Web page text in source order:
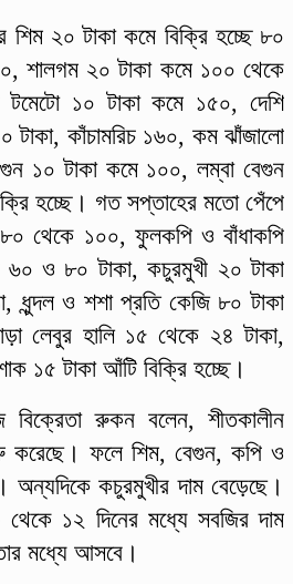
শিম ২০ টাকা কমে বিক্রি হচ্ছে ৮০
শালগম ২০ টাকা কমে ১০০ থেকে
টমেটো ১০ টাকা কমে ১৫০, দেশি
টাকা, কাঁচামরিচ ১৬০, কম ঝাঁজালো
১০ টাকা কমে ১০০, লম্বা বেগুন
হচ্ছে। গত সপ্তাহের মতো পেঁপে
থেকে ১০০, ফুলকপি ও বাঁধাকপি
৬০ ও ৮০ টাকা, কচুরমুখী ২০ টাকা
ধুন্দল ও শশা প্রতি কেজি ৮০ টাকা
লেবুর হালি ১৫ থেকে ২৪ টাকা,
১৫ টাকা আঁটি বিক্রি হচ্ছে।
বিক্রেতা রুকন বলেন, শীতকালীন
করেছে। ফলে শিম, বেগুন, কপি ও
অন্যদিকে কচুরমুখীর দাম বেড়েছে।
১২ দিনের মধ্যে সবজির দাম
মধ্যে আসবে।